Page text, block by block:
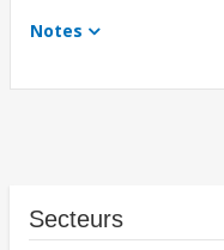
Notes
Secteurs